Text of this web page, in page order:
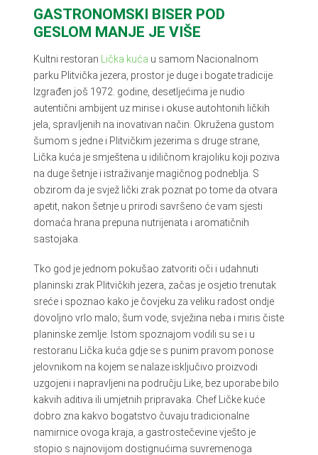
GASTRONOMSKI BISER POD
GESLOM MANJE JE VIŠE
Kultni restoran Lička kuća u samom Nacionalnom
parku Plitvička jezera, prostor je duge i bogate tradicije.
Izgrađen još 1972. godine, desetljećima je nudio
autentični ambijent uz mirise i okuse autohtonih ličkih
jela, spravljenih na inovativan način. Okružena gustom
šumom s jedne i Plitvičkim jezerima s druge strane,
Lička kuća je smještena u idiličnom krajoliku koji poziva
na duge šetnje i istraživanje magičnog podneblja. S
obzirom da je svjež lički zrak poznat po tome da otvara
apetit, nakon šetnje u prirodi savršeno će vam sjesti
domaća hrana prepuna nutrijenata i aromatičnih
sastojaka.
Tko god je jednom pokušao zatvoriti oči i udahnuti
planinski zrak Plitvičkih jezera, začas je osjetio trenutak
sreće i spoznao kako je čovjeku za veliku radost ondje
dovoljno vrlo malo; šum vode, svježina neba i miris čiste
planinske zemlje. Istom spoznajom vodili su se i u
restoranu Lička kuća gdje se s punim pravom ponose
jelovnikom na kojem se nalaze isključivo proizvodi
uzgojeni i napravljeni na području Like, bez uporabe bilo
kakvih aditiva ili umjetnih pripravaka. Chef Ličke kuće
dobro zna kakvo bogatstvo čuvaju tradicionalne
namirnice ovoga kraja, a gastrostečevine vješto je
stopio s najnovijom dostignućima suvremenoga